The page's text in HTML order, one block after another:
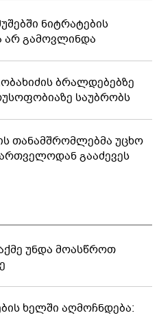
ნიტრატების
არ გამოვლინდა
ბრალდებებზე
საუბრობს
თანამშრომლებმა უცხო
გააძევეს
უნდა მოასწროთ
ხელში აღმოჩნდება: